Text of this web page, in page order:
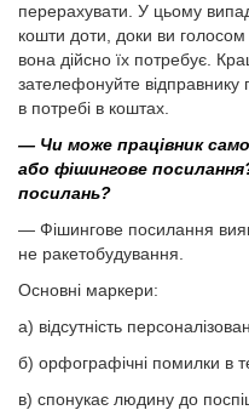
перерахувати. У цьому
кошти доти, доки ви
вона дійсно їх потребує.
зателефонуйте відправнику
в потребі в коштах.
— Чи може працівник
або фішингове
посилань?
— Фішингове посилання
не ракетобудування.
Основні маркери:
а) відсутність
б) орфографічні помилки в
в) спонукає людину до